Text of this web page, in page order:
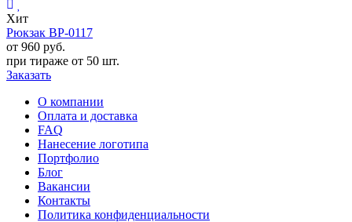
Хит
Рюкзак BP-0117
от 960 руб.
при тираже от 50 шт.
Заказать
О компании
Оплата и доставка
FAQ
Нанесение логотипа
Портфолио
Блог
Вакансии
Контакты
Политика конфиденциальности